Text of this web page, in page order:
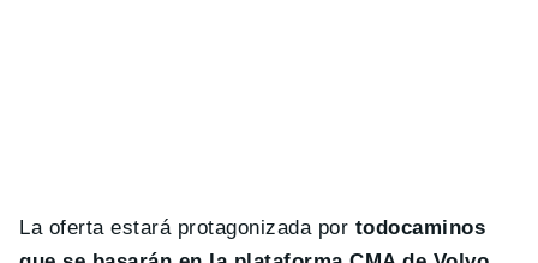
La oferta estará protagonizada por todocaminos